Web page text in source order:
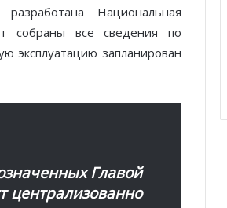
Национальная
собраны все сведения по
запланирован
Главой
централизованно